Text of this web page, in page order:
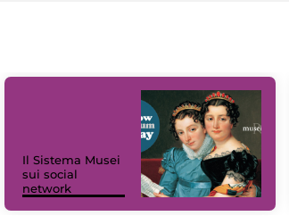
Il Sistema Musei
sui social
network